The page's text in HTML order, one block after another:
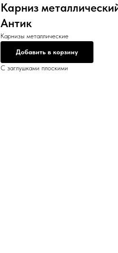
Карниз
Антик
Карнизы металлические
Добавить в корзину
С заглушками плоскими